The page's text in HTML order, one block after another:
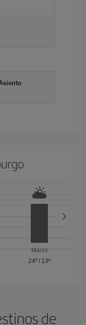
Marzo
24º / 13º
de